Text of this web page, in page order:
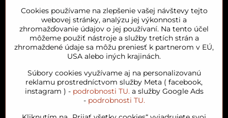
Orient House
Arganový olej
Cookies používame na zlepšenie vašej návštevy tejto
webovej stránky, analýzu jej výkonnosti a
zhromažďovanie údajov o jej používaní. Na tento účel
môžeme použiť nástroje a služby tretích strán a
zhromaždené údaje sa môžu preniesť k partnerom v EÚ,
USA alebo iných krajinách.
Súbory cookies využívame aj na personalizovanú
reklamu prostredníctvom služby Meta ( facebook,
instagram ) - podrobnosti TU.a služby Google Ads
- podrobnosti TU.